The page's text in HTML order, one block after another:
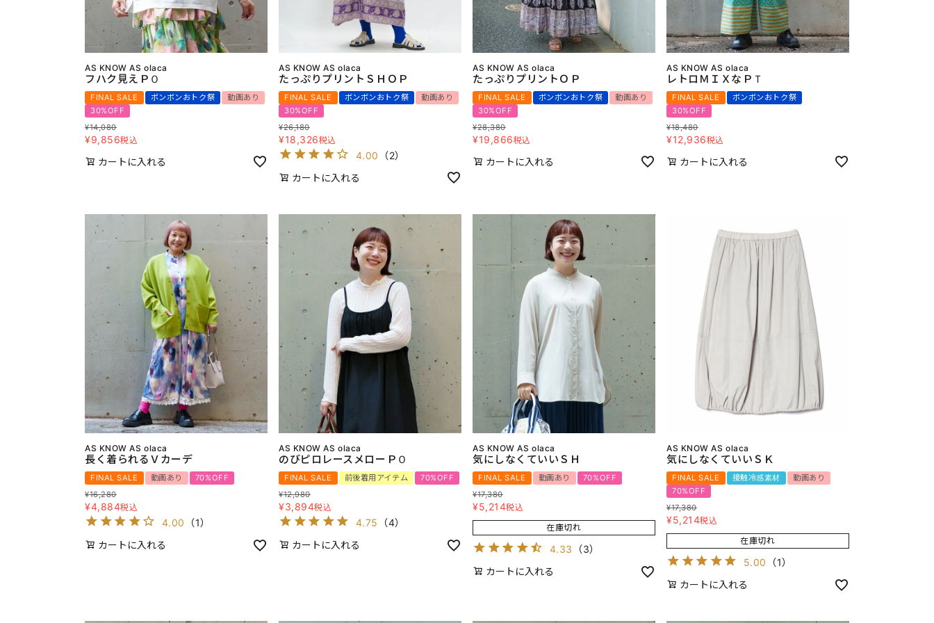
AS KNOW AS olaca
フハク見えＰＯ
FINAL SALE ボンボンおトク祭
動画あり
30%OFF
¥14,080
¥9,856税込
カートに入れる
AS KNOW AS olaca
たっぷりプリントＳＨＯＰ
FINAL SALE ボンボンおトク祭
動画あり
30%OFF
¥26,180
¥18,326税込
4.00 （2）
カートに入れる
AS KNOW AS olaca
たっぷりプリントＯＰ
FINAL SALE ボンボンおトク祭
動画あり
30%OFF
¥28,380
¥19,866税込
カートに入れる
AS KNOW AS olaca
レトロＭＩＸなＰＴ
FINAL SALE
ボンボンおトク祭
30%OFF
¥18,480
¥12,936税込
カートに入れる
AS KNOW AS olaca
長く着られるＶカーデ
FINAL SALE 動画あり
70%OFF
¥16,280
¥4,884税込
4.00 （1）
カートに入れる
AS KNOW AS olaca
のびピロレースメローＰＯ
FINAL SALE 前後着用アイテム
70%OFF
¥12,980
¥3,894税込
4.75 （4）
カートに入れる
AS KNOW AS olaca
気にしなくていいＳＨ
FINAL SALE 動画あり
70%OFF
¥17,380
¥5,214税込
在庫切れ
4.33 （3）
カートに入れる
AS KNOW AS olaca
気にしなくていいＳＫ
FINAL SALE 接触冷感素材
動画あり
70%OFF
¥17,380
¥5,214税込
在庫切れ
5.00 （1）
カートに入れる